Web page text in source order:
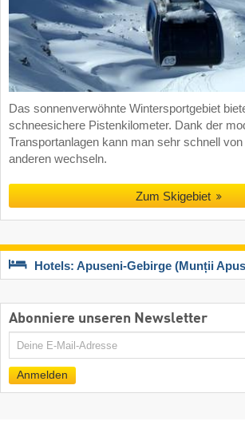
Das sonnenverwöhnte Wintersportgebiet
schneesichere Pistenkilometer. Dank der
Transportanlagen kann man sehr schnell
anderen wechseln.
Zum Skigebiet
Hotels: Apuseni-Gebirge (Munții
Abonniere unseren Newsletter
E-
Anmelden